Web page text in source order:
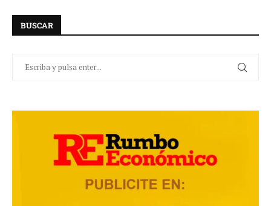
BUSCAR